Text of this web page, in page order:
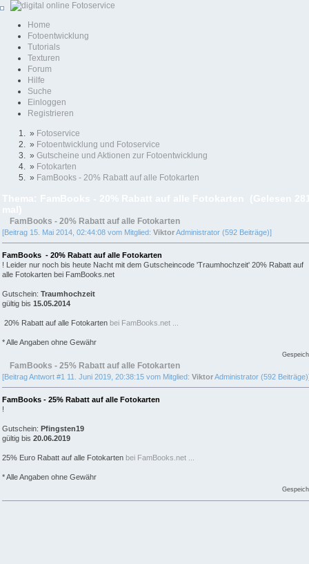
Home
Fotoentwicklung
Tutorials
Texturen
Forum
Hilfe
Suche
Einloggen
Registrieren
» Fotoservice
» Fotoentwicklung und Fotoservice
» Gutscheine und Aktionen zur Fotoentwicklung
» Fotokarten
» FamBooks - 20% Rabatt auf alle Fotokarten
FamBooks - 20% Rabatt auf alle Fotokarten
[Beitrag 15. Mai 2014, 02:44:08 vom Mitglied: ViktorAdministrator (592 Beiträge)]
FamBooks - 20% Rabatt auf alle Fotokarten
! Leider nur noch bis heute Nacht mit dem Gutscheincode 'Traumhochzeit' 20% Rabatt auf
alle Fotokarten bei FamBooks.net
Gutschein: Traumhochzeit
gültig bis 15.05.2014
20% Rabatt auf alle Fotokarten bei FamBooks.net ...
* Alle Angaben ohne Gewähr
FamBooks - 25% Rabatt auf alle Fotokarten
[Beitrag Antwort #1 11. Juni 2019, 20:38:15 vom Mitglied: ViktorAdministrator (592
FamBooks - 25% Rabatt auf alle Fotokarten
!
Gutschein: Pfingsten19
gültig bis 20.06.2019
25% Euro Rabatt auf alle Fotokarten bei FamBooks.net ...
* Alle Angaben ohne Gewähr